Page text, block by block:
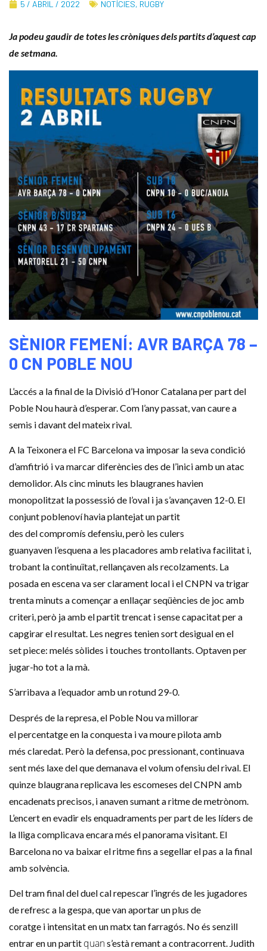
5 / ABRIL / 2022 NOTÍCIES, RUGBY
Ja podeu gaudir de totes les cròniques dels partits d’aquest cap
de setmana.
SÈNIOR FEMENÍ: AVR BARÇA 78 –
0 CN POBLE NOU
L’accés a la final de la Divisió d’Honor Catalana per part del
Poble Nou haurà d’esperar. Com l’any passat, van caure a
semis i davant del mateix rival.
A la Teixonera el FC Barcelona va imposar la seva condició
d’amfitrió i va marcar diferències des de l’inici amb un atac
demolidor.Als cinc minuts les blaugranes havien
monopolitzat la possessió de l’oval i ja s’avançaven 12-0. El
conjuntpoblenovíhavia plantejat un partit
des del compromís defensiu, però les culers
guanyaven l’esquenaa les placadores amb relativa facilitat i,
trobant la continuïtat, rellançaven als recolzaments. La
posada en escena va ser clarament local i elCNPN va trigar
trenta minuts a començar a enllaçar seqüències de joc amb
criteri, però ja amb el partit trencat i sense capacitat per a
capgirar el resultat. Les negres tenien sort desigual en el
setpiece: melés sòlides itouches trontollants. Optaven per
jugar-ho tot a la mà.
S’arribava a l’equador amb un rotund 29-0.
Després de la represa, el Poble Nou va millorar
el percentatge en la conquesta i va moure pilota amb
més claredat. Però la defensa, poc pressionant, continuava
sent més laxe del que demanava el volum ofensiu del rival. El
quinze blaugrana replicava les escomeses del CNPN amb
encadenats precisos, i anaven sumant a ritme de metrònom.
L’encert en evadir els enquadraments per part de les líders de
la lliga complicava encara més el panorama visitant. El
Barcelona no va baixar el ritme fins a segellar el pas a la final
amb solvència.
Del tram final del duel cal repescar l’ingrés de les jugadores
de refresc a la gespa, que van aportar un plus de
coratge i intensitat en un matx tan farragós. Noés senzill
entrar en un partit quans’està remant a contracorrent. Judith